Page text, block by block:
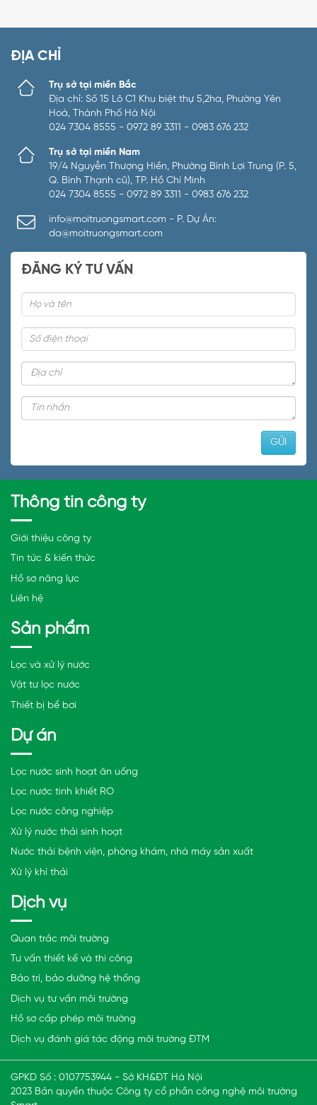
ĐỊA CHỈ
Trụ sở tại miền Bắc
Địa chỉ: Số 15 Lô C1 Khu biệt thự 5,2ha, Phường Yên
Hoà, Thành Phố Hà Nội
024 7304 8555 - 0972 89 3311 - 0983 676 232
Trụ sở tại miền Nam
19/4 Nguyễn Thượng Hiền, Phường Bình Lợi Trung (P. 5,
Q. Bình Thạnh cũ), TP. Hồ Chí Minh
024 7304 8555 - 0972 89 3311 - 0983 676 232
info@moitruongsmart.com - P. Dự Án:
da@moitruongsmart.com
ĐĂNG KÝ TƯ VẤN
Thông tin công ty
Giới thiệu công ty
Tin tức & kiến thức
Hồ sơ năng lực
Liên hệ
Sản phẩm
Lọc và xử lý nước
Vật tư lọc nước
Thiết bị bể bơi
Dự án
Lọc nước sinh hoạt ăn uống
Lọc nước tinh khiết RO
Lọc nước công nghiệp
Xử lý nước thải sinh hoạt
Nước thải bệnh viện, phòng khám, nhà máy sản xuất
Xử lý khí thải
Dịch vụ
Quan trắc môi trường
Tư vấn thiết kế và thi công
Bảo trì, bảo dưỡng hệ thống
Dịch vụ tư vấn môi trường
Hồ sơ cấp phép môi trường
Dịch vụ đánh giá tác động môi trường ĐTM
GPKD Số : 0107753944 - Sở KH&ĐT Hà Nội
2023 Bản quyền thuộc Công ty cổ phần công nghệ môi trường